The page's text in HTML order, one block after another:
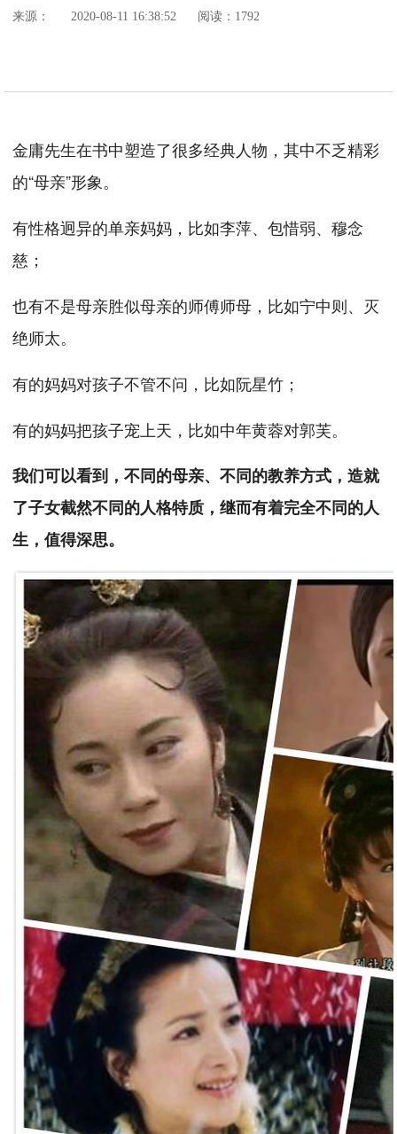
来源： 2020-08-11 16:38:52 阅读：1792
金庸先生在书中塑造了很多经典人物，其中不乏精彩
的“母亲”形象。
有性格迥异的单亲妈妈，比如李萍、包惜弱、穆念
慈；
也有不是母亲胜似母亲的师傅师母，比如宁中则、灭
绝师太。
有的妈妈对孩子不管不问，比如阮星竹；
有的妈妈把孩子宠上天，比如中年黄蓉对郭芙。
我们可以看到，不同的母亲、不同的教养方式，造就
了子女截然不同的人格特质，继而有着完全不同的人
生，值得深思。